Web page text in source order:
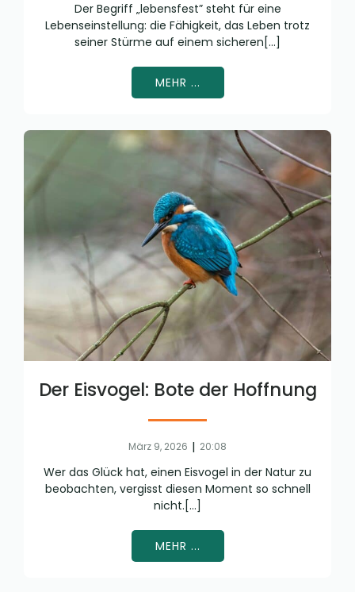
Der Begriff „lebensfest” steht für eine
Lebenseinstellung: die Fähigkeit, das Leben trotz
seiner Stürme auf einem sicheren[…]
MEHR ...
Der Eisvogel: Bote der Hoffnung
März 9, 2026 | 20:08
Wer das Glück hat, einen Eisvogel in der Natur zu
beobachten, vergisst diesen Moment so schnell
nicht.[…]
MEHR ...